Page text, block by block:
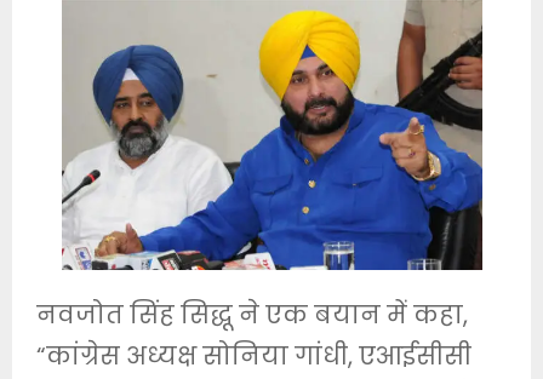
नवजोत सिंह सिद्धू ने एक बयान में कहा,
“कांग्रेस अध्यक्ष सोनिया गांधी, एआईसीसी